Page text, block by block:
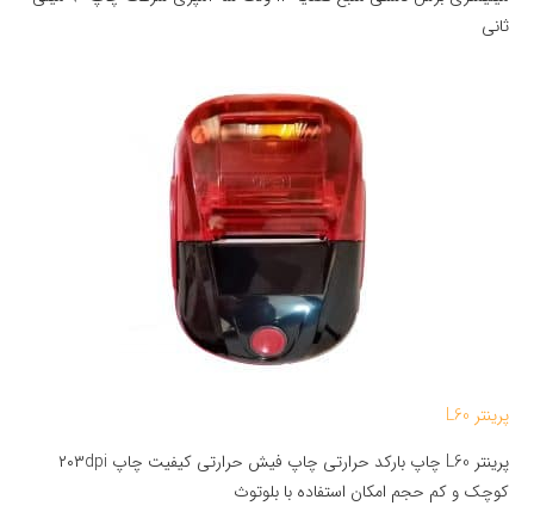
ثانی
پرینتر L60
پرینتر L60 چاپ بارکد حرارتی چاپ فیش حرارتی کیفیت چاپ ۲۰۳dpi
کوچک و کم حجم امکان استفاده با بلوتوث